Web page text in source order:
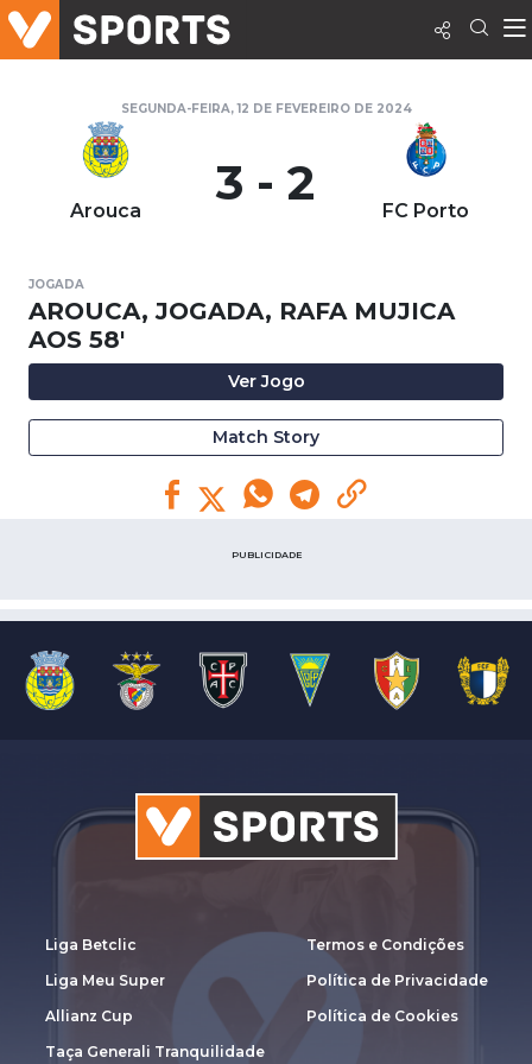
SEGUNDA-FEIRA, 12 DE FEVEREIRO DE 2024
Arouca 3 - 2 FC Porto
JOGADA
AROUCA, JOGADA, RAFA MUJICA
AOS 58'
Ver Jogo
Match Story
PUBLICIDADE
Liga Betclic
Liga Meu Super
Allianz Cup
Taça Generali Tranquilidade
Termos e Condições
Política de Privacidade
Política de Cookies